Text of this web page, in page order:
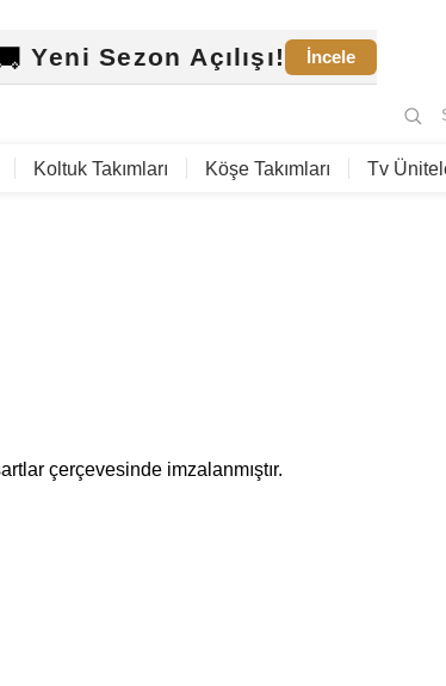
Yeni Sezon Açılışı! İncele
Koltuk Takımları Köşe Takımları Tv
çerçevesinde imzalanmıştır.